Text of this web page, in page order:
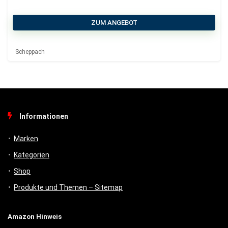
ZUM ANGEBOT
Scheppach
Informationen
Marken
Kategorien
Shop
Produkte und Themen – Sitemap
Amazon Hinweis